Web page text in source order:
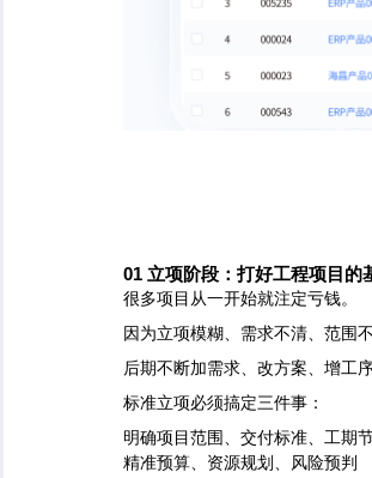
01 立项阶段：打好工程项目的
很多项目从一开始就注定亏钱。
因为立项模糊、需求不清、范围
后期不断加需求、改方案、增工
标准立项必须搞定三件事：
明确项目范围、交付标准、工期
精准预算、资源规划、风险预判